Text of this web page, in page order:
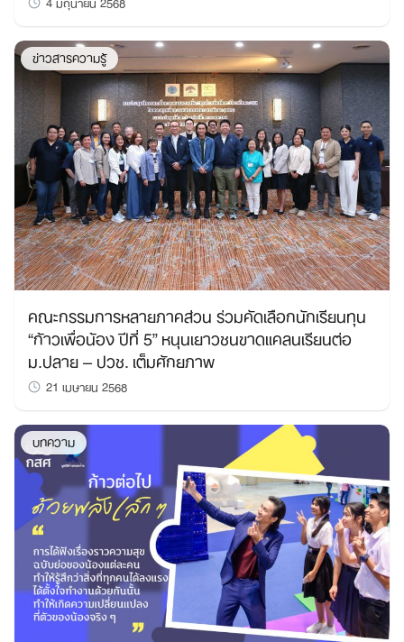
ข่าวสารความรู้
คณะกรรมการหลายภาคส่วน ร่วมคัดเลือกนักเรียนทุน
“ก้าวเพื่อน้อง ปีที่ 5” หนุนเยาวชนขาดแคลนเรียนต่อ
ม.ปลาย – ปวช. เต็มศักยภาพ
21 เมษายน 2568
บทความ